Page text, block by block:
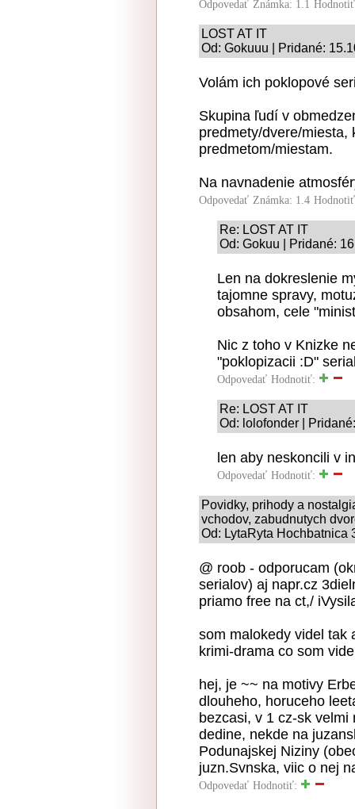
Odpovedať Známka: 1.1
LOST AT IT
Od: Gokuuu | Pridané:
Volám ich poklopové
Skupina ľudí v
predmety/dvere/
predmetom/miestam.
Na navnadenie
Odpovedať Známka: 1.4
Re: LOST AT IT
Od: Gokuu | Pridané:
Len na dokreslenie
tajomne spravy,
obsahom, cele
Nic z toho v Knizke
"poklopizacii :D"
Odpovedať Hodnotiť:
Re: LOST AT IT
Od: lolofonder |
len aby neskoncili v
Odpovedať Hodnotiť:
Povidky, prihody a
vchodov, zabudnutych
Od: LytaRyta Hochbatnica
@ roob - odporucam
serialov) aj napr.cz
priamo free na ct,/
som malokedy videl tak
krimi-drama co som
hej, je ~~ na motivy
dlouheho, horuceho
bezcasi, v 1 cz-sk
dedine, nekde na
Podunajskej Niziny
juzn.Svnska, viic o nej
Odpovedať Hodnotiť: